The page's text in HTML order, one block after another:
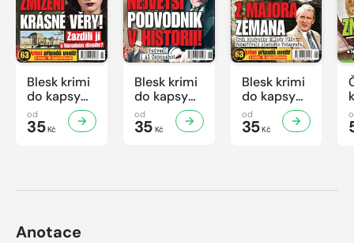
Blesk krimi
do kapsy
č.7/2026
od
35Kč
Blesk krimi
do kapsy
č.6/2026
od
35Kč
Blesk krimi
do kapsy
č.5/2026
od
35Kč
Anotace